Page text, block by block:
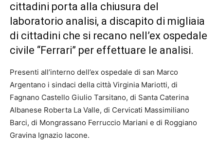
cittadini porta alla chiusura del
laboratorio analisi, a discapito di migliaia
di cittadini che si recano nell’ex ospedale
civile “Ferrari” per effettuare le analisi.
Presenti all’interno dell’ex ospedale di san Marco
Argentano i sindaci della città Virginia Mariotti, di
Fagnano Castello Giulio Tarsitano, di Santa Caterina
Albanese Roberta La Valle, di Cervicati Massimiliano
Barci, di Mongrassano Ferruccio Mariani e di Roggiano
Gravina Ignazio Iacone.